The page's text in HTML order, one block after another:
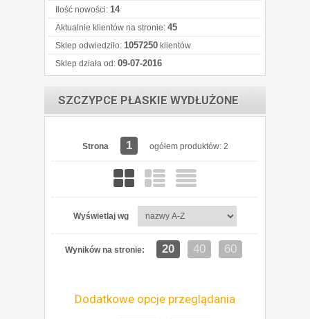
Ilość nowości: 14
Aktualnie klientów na stronie: 45
Sklep odwiedziło: 1057250 klientów
Sklep działa od: 09-07-2016
SZCZYPCE PŁASKIE WYDŁUŻONE
Strona 1 ogółem produktów: 2
Wyświetlaj wg
Wyników na stronie: 20 40 60
Dodatkowe opcje przeglądania